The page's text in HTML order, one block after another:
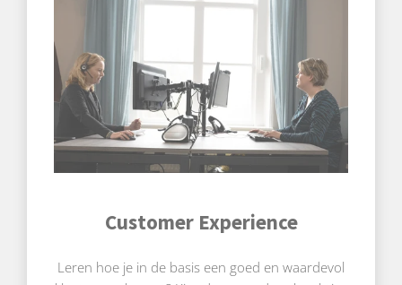
Customer Experience
Leren hoe je in de basis een goed en waardevol